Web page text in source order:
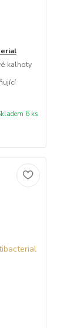
kalhoty
6 ks